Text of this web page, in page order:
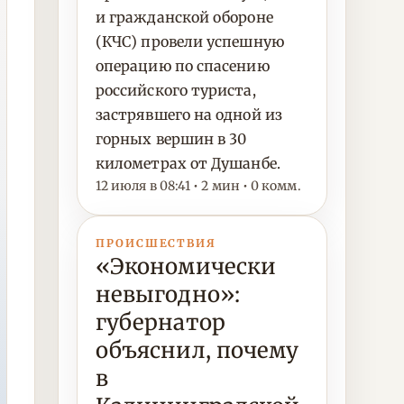
и гражданской обороне
(КЧС) провели успешную
операцию по спасению
российского туриста,
застрявшего на одной из
горных вершин в 30
километрах от Душанбе.
12 июля в 08:41 • 2 мин • 0 комм.
ПРОИСШЕСТВИЯ
«Экономически
невыгодно»:
губернатор
объяснил, почему
в